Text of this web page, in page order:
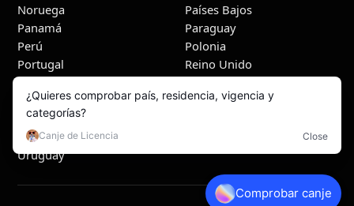
Noruega
Países Bajos
Panamá
Paraguay
Perú
Polonia
Portugal
Reino Unido
República Dominicana
Rumanía
Serbia
Suecia
Suiza
Turquía
Uruguay